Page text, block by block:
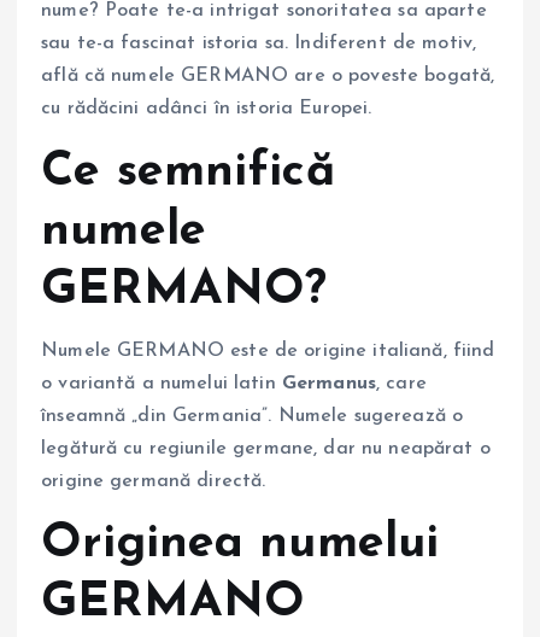
nume? Poate te-a intrigat sonoritatea sa aparte
sau te-a fascinat istoria sa. Indiferent de motiv,
află că numele GERMANO are o poveste bogată,
cu rădăcini adânci în istoria Europei.
Ce semnifică
numele
GERMANO?
Numele GERMANO este de origine italiană, fiind
o variantă a numelui latin Germanus, care
înseamnă „din Germania”. Numele sugerează o
legătură cu regiunile germane, dar nu neapărat o
origine germană directă.
Originea numelui
GERMANO